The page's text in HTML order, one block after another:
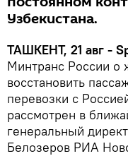
Узбекистана.
ТАШКЕНТ, 21 авг -
Минтранс России о
восстановить
перевозки с
рассмотрен в
генеральный
Белозеров РИА